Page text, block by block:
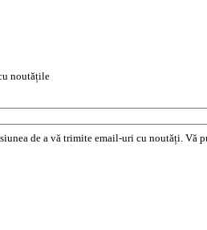
noutățile
de a vă trimite email-uri cu noutăți. Vă